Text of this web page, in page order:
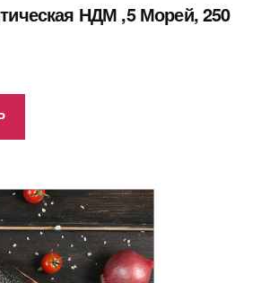
НДМ ,5 Морей, 250